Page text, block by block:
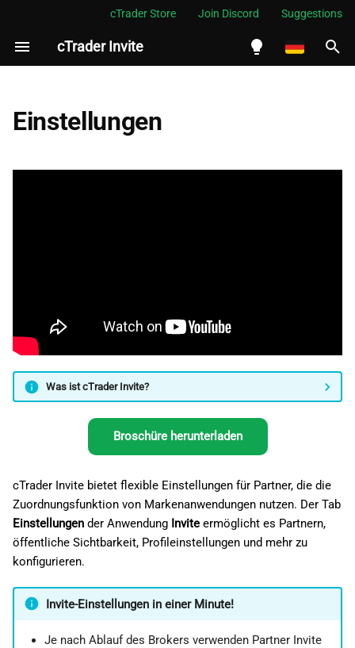
cTrader Store Join Discord Suggestions
cTrader Invite
العربية
日本語
Deutsch
Polski
Русский
Türkçe
S
c
n
l
i
s
i
r
Zuordnungsablauf
Einstellungen
Was ist cTrader Invite?
Broschüre herunterladen
cTrader Invite bietet flexible Einstellungen für Partner, die die
Zuordnungsfunktion von Markenanwendungen nutzen. Der Tab
Einstellungen der Anwendung Invite ermöglicht es Partnern,
öffentliche Sichtbarkeit, Profileinstellungen und mehr zu
konfigurieren.
Invite-Einstellungen in einer Minute!
Je nach Ablauf des Brokers verwenden Partner Invite